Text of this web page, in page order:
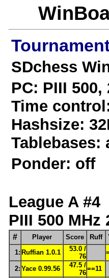
SDchess
PC: PIII 500,
Time
Hashsize:
Tablebases:
Ponder: off
League A #4
PIII 500 MHz
# Player Score Ruff
1: Ruffian 1.0.1
53.0 /
76
2: Yace 0.99.56
47.5 /
76
==11